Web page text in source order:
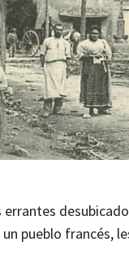
pueblo francés,